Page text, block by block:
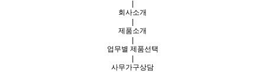
회사소개
제품소개
업무별 제품선택
사무가구상담